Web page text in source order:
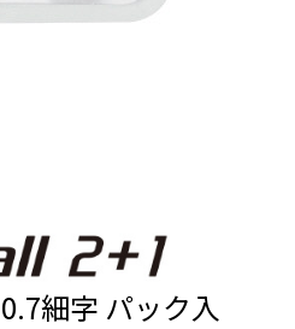
細字 パック入